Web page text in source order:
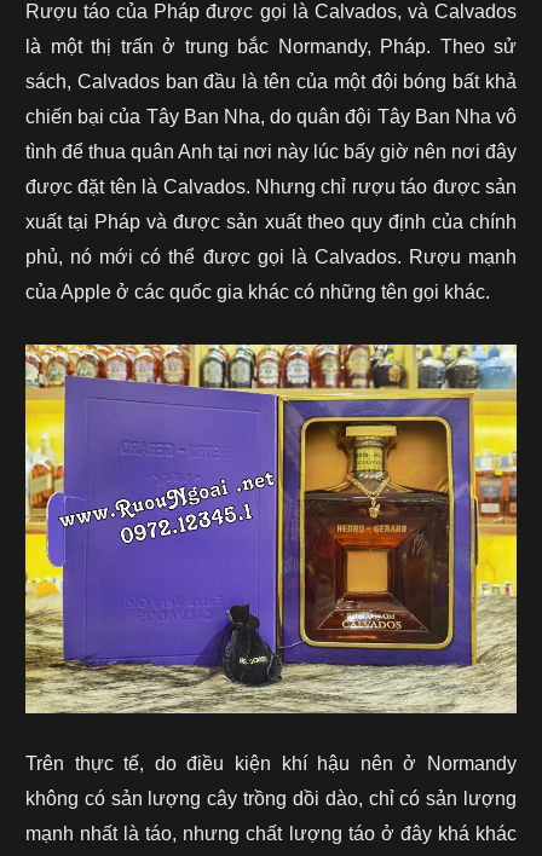
Rượu táo của Pháp được gọi là Calvados, và Calvados
là một thị trấn ở trung bắc Normandy, Pháp. Theo sử
sách, Calvados ban đầu là tên của một đội bóng bất khả
chiến bại của Tây Ban Nha, do quân đội Tây Ban Nha vô
tình để thua quân Anh tại nơi này lúc bấy giờ nên nơi đây
được đặt tên là Calvados. Nhưng chỉ rượu táo được sản
xuất tại Pháp và được sản xuất theo quy định của chính
phủ, nó mới có thể được gọi là Calvados. Rượu mạnh
của Apple ở các quốc gia khác có những tên gọi khác.
Trên thực tế, do điều kiện khí hậu nên ở Normandy
không có sản lượng cây trồng dồi dào, chỉ có sản lượng
mạnh nhất là táo, nhưng chất lượng táo ở đây khá khác